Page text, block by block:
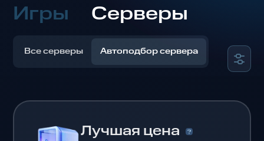
Игры Серверы
Все серверы Автоподбор сервера
Лучшая цена